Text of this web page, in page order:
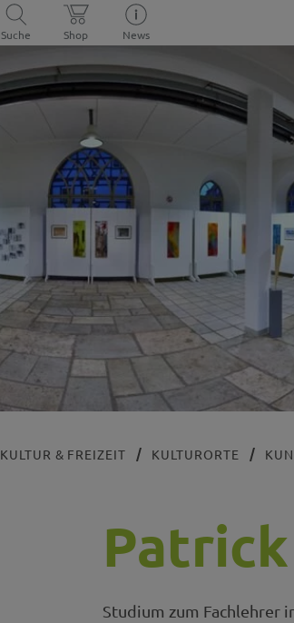
Suche Shop News
KULTUR & FREIZEIT KULTURORTE
Studium zum Fachlehrer